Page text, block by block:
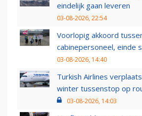
eindelijk gaan leveren
03-08-2026, 22:54
Voorlopig akkoord
cabinepersoneel, einde
03-08-2026, 14:40
Turkish Airlines
winter tussenstop op
03-08-2026, 14:03